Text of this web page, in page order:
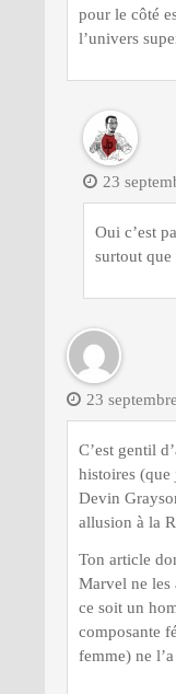
pour le côté
l’univers
23
Oui c’est
surtout
23
C’est gentil
histoires (que
Devin
allusion à la
Ton article
Marvel ne les
ce soit un
composante
femme) ne